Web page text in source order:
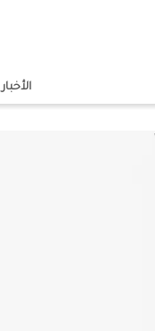
الأخبار